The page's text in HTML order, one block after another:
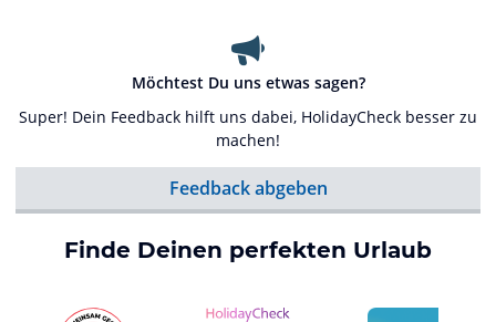
Möchtest Du uns etwas sagen?
Super! Dein Feedback hilft uns dabei, HolidayCheck besser zu
machen!
Feedback abgeben
Finde Deinen perfekten Urlaub